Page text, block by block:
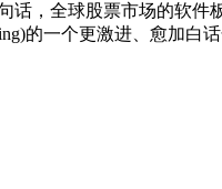
话，全球股票市场的软件
的一个更激进、愈加白话